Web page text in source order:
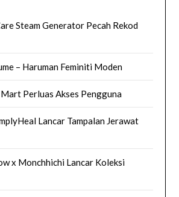
Steam Generator Pecah Rekod
– Haruman Feminiti Moden
Perluas Akses Pengguna
Lancar Tampalan Jerawat
x Monchhichi Lancar Koleksi